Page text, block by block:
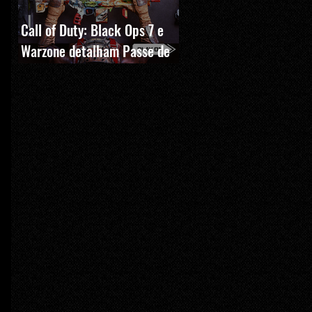
Call of Duty: Black Ops 7 e
Warzone detalham Passe de
Batalha, BlackCell e novas
recompensas da Temporada 5